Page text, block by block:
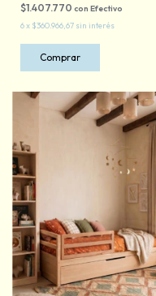
$1.407.770 con Efectivo
6x $360.966,67 sin interés
Comprar